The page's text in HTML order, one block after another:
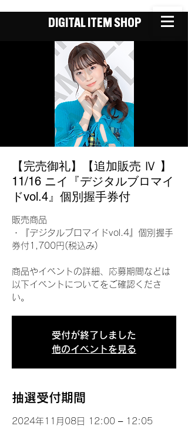
DIGITAL ITEM SHOP
【完売御礼】【追加販売 Ⅳ 】
11/16 ニイ『デジタルブロマイ
ドvol.4』個別握手券付
販売商品
・『デジタルブロマイドvol.4』個別握手
券付1,700円(税込み)
商品やイベントの詳細、応募期間などは
以下イベントについてをご確認くださ
い。
受付が終了しました
他のイベントを見る
抽選受付期間
2024年11月08日 12:00 – 12:05